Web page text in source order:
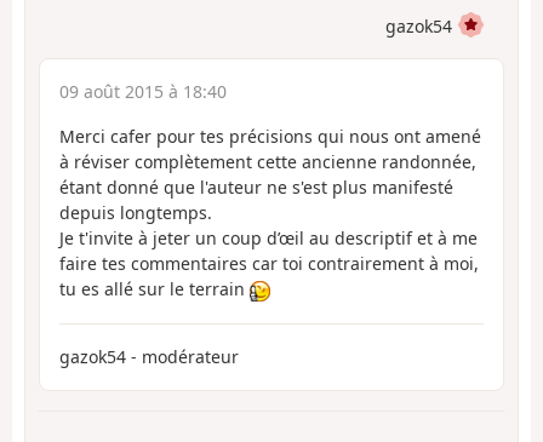
gazok54
09 août 2015 à 18:40
Merci cafer pour tes précisions qui nous ont amené
à réviser complètement cette ancienne randonnée,
étant donné que l'auteur ne s'est plus manifesté
depuis longtemps.
Je t'invite à jeter un coup d’œil au descriptif et à me
faire tes commentaires car toi contrairement à moi,
tu es allé sur le terrain
gazok54 - modérateur